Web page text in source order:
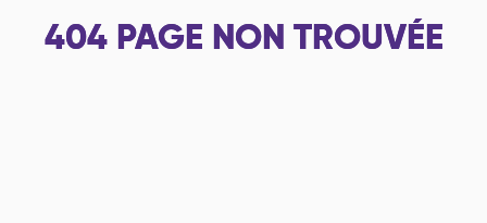
404 PAGE NON TROUVÉE